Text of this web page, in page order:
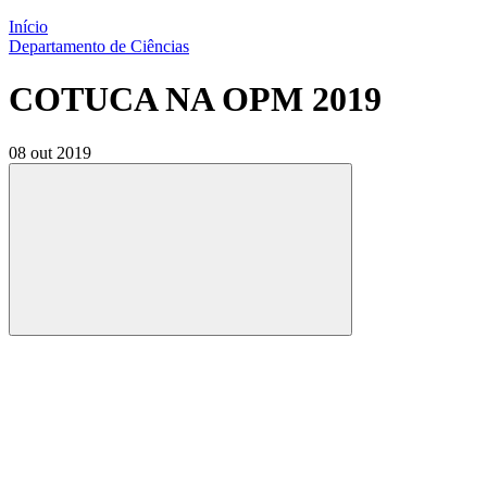
Início
Departamento de Ciências
COTUCA NA OPM 2019
08 out 2019
Compartilhar